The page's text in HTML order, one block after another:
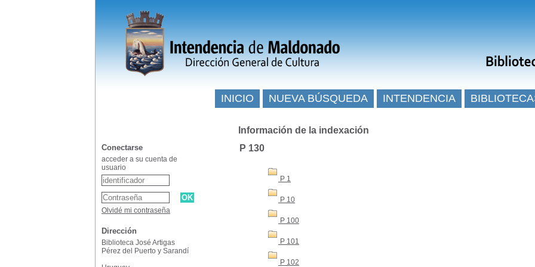
Información de la indexación
P 130
P 1
P 10
P 100
P 101
P 102
INICIO NUEVA BÚSQUEDA INTENDENCIA
Conectarse
acceder a su cuenta de
usuario
Olvidé mi contraseña
Dirección
Biblioteca José Artigas
Pérez del Puerto y Sarandí